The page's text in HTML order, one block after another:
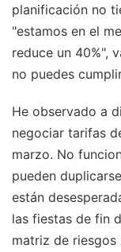
planificación no
"estamos en el
reduce un 40%",
no puedes
He observado a
negociar tarifas
marzo. No
pueden
están
las fiestas de fin
matriz de riesgos